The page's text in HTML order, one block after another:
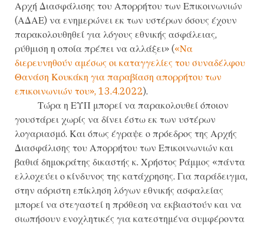
Αρχή Διασφάλισης του Απορρήτου των Επικοινωνιών
(ΑΔΑΕ) να ενημερώνει εκ των υστέρων όσους έχουν
παρακολουθηθεί για λόγους εθνικής ασφάλειας,
ρύθμιση η οποία πρέπει να αλλάξει» («Να
διερευνηθούν αμέσως οι καταγγελίες του συναδέλφου
Θανάση Κουκάκη για παραβίαση απορρήτου των
επικοινωνιών του», 13.4.2022).
Τώρα η ΕΥΠ μπορεί να παρακολουθεί όποιον
γουστάρει χωρίς να δίνει έστω εκ των υστέρων
λογαριασμό. Και όπως έγραψε ο πρόεδρος της Αρχής
Διασφάλισης του Απορρήτου των Επικοινωνιών και
βαθιά δημοκράτης δικαστής κ. Χρήστος Ράμμος «πάντα
ελλοχεύει ο κίνδυνος της κατάχρησης. Για παράδειγμα,
στην αόριστη επίκληση λόγων εθνικής ασφαλείας
μπορεί να στεγαστεί η πρόθεση να εκβιαστούν και να
σιωπήσουν ενοχλητικές για κατεστημένα συμφέροντα